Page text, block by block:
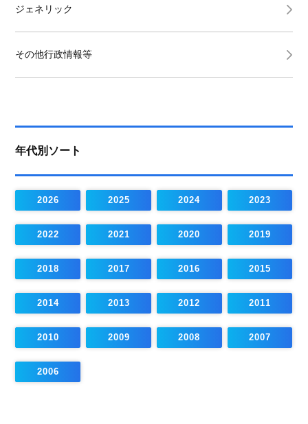
ジェネリック
その他行政情報等
年代別ソート
2026 2025 2024 2023
2022 2021 2020 2019
2018 2017 2016 2015
2014 2013 2012 2011
2010 2009 2008 2007
2006